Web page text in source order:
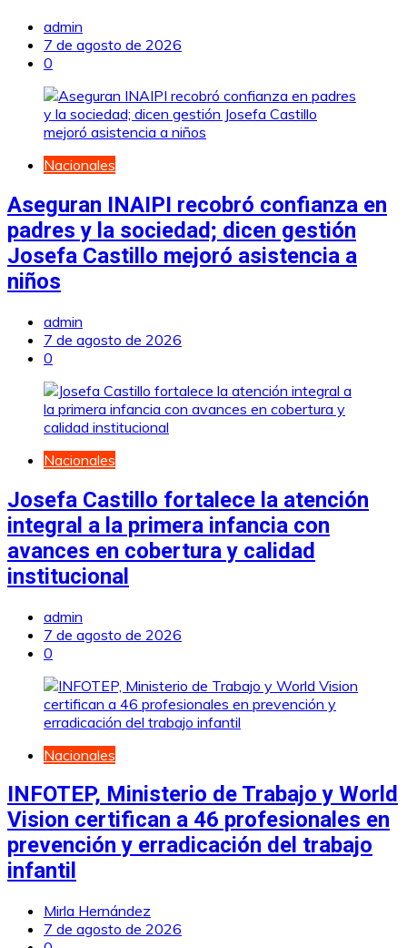
admin
7 de agosto de 2026
0
Nacionales
Aseguran INAIPI recobró confianza en
padres y la sociedad; dicen gestión
Josefa Castillo mejoró asistencia a
niños
admin
7 de agosto de 2026
0
Nacionales
Josefa Castillo fortalece la atención
integral a la primera infancia con
avances en cobertura y calidad
institucional
admin
7 de agosto de 2026
0
Nacionales
INFOTEP, Ministerio de Trabajo y World
Vision certifican a 46 profesionales en
prevención y erradicación del trabajo
infantil
Mirla Hernández
7 de agosto de 2026